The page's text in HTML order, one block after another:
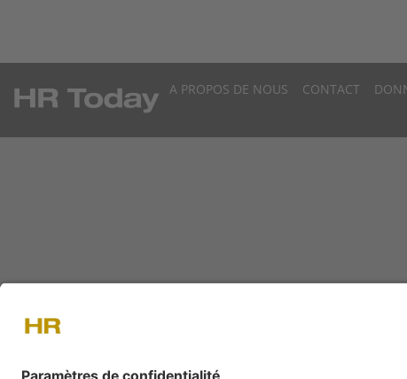
A PROPOS DE NOUS CONTACT